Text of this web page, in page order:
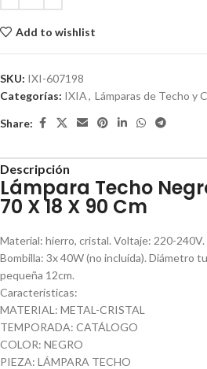
Add to wishlist
SKU: IXI-607198
Categorías: IXIA, Lámparas de Techo y
Share:
Descripción
Lámpara Techo
70 X 18 X 90 Cm
Material: hierro, cristal. Voltaje: 220-
Bombilla: 3x 40W (no incluída). Diámetro
pequeña 12cm.
Características:
MATERIAL: METAL-CRISTAL
TEMPORADA: CATÁLOGO
COLOR: NEGRO
PIEZA: LÁMPARA TECHO